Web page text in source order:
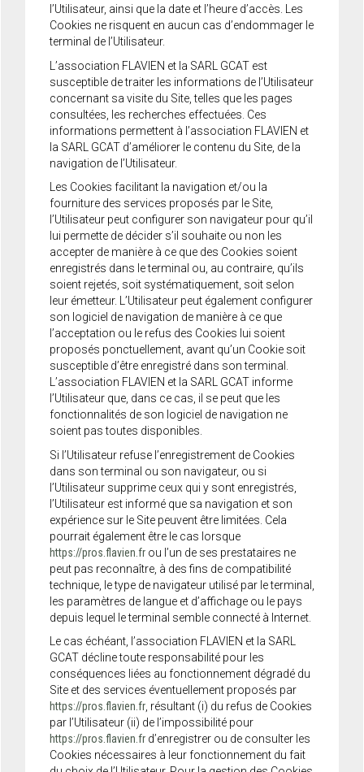
l’Utilisateur, ainsi que la date et l’heure d’accès. Les
Cookies ne risquent en aucun cas d’endommager le
terminal de l’Utilisateur.
L’association FLAVIEN et la SARL GCAT est
susceptible de traiter les informations de l’Utilisateur
concernant sa visite du Site, telles que les pages
consultées, les recherches effectuées. Ces
informations permettent à l’association FLAVIEN et
la SARL GCAT d’améliorer le contenu du Site, de la
navigation de l’Utilisateur.
Les Cookies facilitant la navigation et/ou la
fourniture des services proposés par le Site,
l’Utilisateur peut configurer son navigateur pour qu’il
lui permette de décider s’il souhaite ou non les
accepter de manière à ce que des Cookies soient
enregistrés dans le terminal ou, au contraire, qu’ils
soient rejetés, soit systématiquement, soit selon
leur émetteur. L’Utilisateur peut également configurer
son logiciel de navigation de manière à ce que
l’acceptation ou le refus des Cookies lui soient
proposés ponctuellement, avant qu’un Cookie soit
susceptible d’être enregistré dans son terminal.
L’association FLAVIEN et la SARL GCAT informe
l’Utilisateur que, dans ce cas, il se peut que les
fonctionnalités de son logiciel de navigation ne
soient pas toutes disponibles.
Si l’Utilisateur refuse l’enregistrement de Cookies
dans son terminal ou son navigateur, ou si
l’Utilisateur supprime ceux qui y sont enregistrés,
l’Utilisateur est informé que sa navigation et son
expérience sur le Site peuvent être limitées. Cela
pourrait également être le cas lorsque
https://pros.flavien.fr ou l’un de ses prestataires ne
peut pas reconnaître, à des fins de compatibilité
technique, le type de navigateur utilisé par le terminal,
les paramètres de langue et d’affichage ou le pays
depuis lequel le terminal semble connecté à Internet.
Le cas échéant, l’association FLAVIEN et la SARL
GCAT décline toute responsabilité pour les
conséquences liées au fonctionnement dégradé du
Site et des services éventuellement proposés par
https://pros.flavien.fr , résultant (i) du refus de Cookies
par l’Utilisateur (ii) de l’impossibilité pour
https://pros.flavien.fr d’enregistrer ou de consulter les
Cookies nécessaires à leur fonctionnement du fait